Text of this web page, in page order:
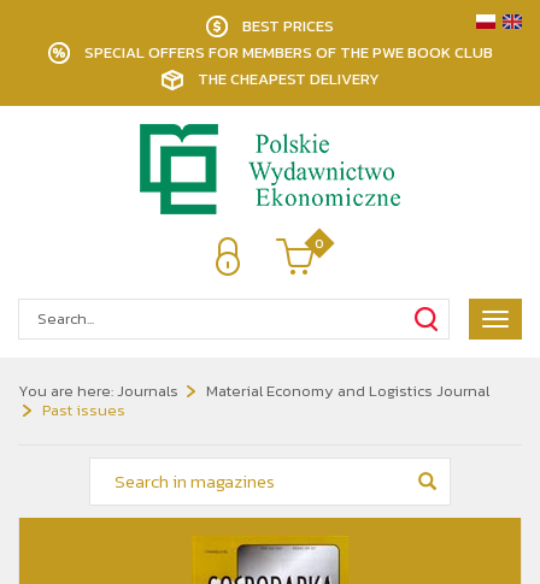
BEST PRICES
SPECIAL OFFERS FOR MEMBERS OF THE PWE BOOK CLUB
THE CHEAPEST DELIVERY
0
Pokaż
menu
You are here:Journals
Material Economy and Logistics Journal
Past issues